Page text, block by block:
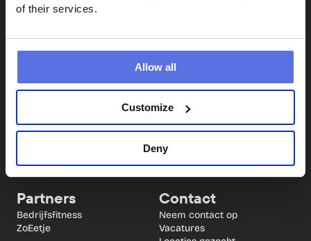
of their services.
Allow all
Customize
Deny
Circle Fit
Circuittraining
Proefles
Samen sporten (4 weken
gratis)
Info
Veelgestelde vragen
Blog
Partners
Bedrijfsfitness
ZoEetje
Contact
Neem contact op
Vacatures